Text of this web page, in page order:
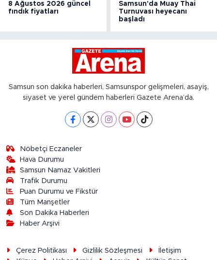
8 Ağustos 2026 güncel
fındık fiyatları
Samsun'da Muay Thai
Turnuvası heyecanı
başladı
Samsun son dakika haberleri, Samsunspor gelişmeleri, asayiş,
siyaset ve yerel gündem haberleri Gazete Arena’da.
Nöbetçi Eczaneler
Hava Durumu
Samsun Namaz Vakitleri
Trafik Durumu
Puan Durumu ve Fikstür
Tüm Manşetler
Son Dakika Haberleri
Haber Arşivi
Çerez Politikası Gizlilik Sözleşmesi
İletişim